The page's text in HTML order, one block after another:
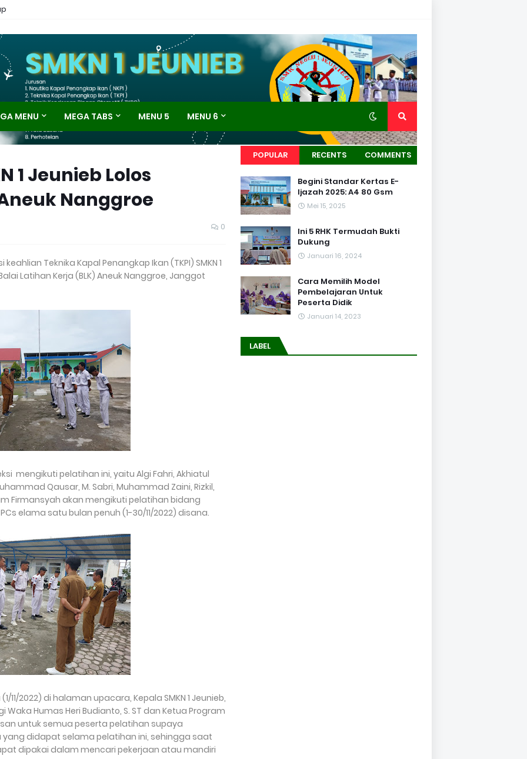
MENU MEGA TABS MENU 5 MENU 6
1 Jeunieb Lolos
Nanggroe
0
Teknika Kapal Penangkap Ikan (TKPI) SMKN 1
Latihan Kerja (BLK) Aneuk Nanggroe, Janggot
mengikuti pelatihan ini, yaitu Algi Fahri, Akhiatul
Qausar, M. Sabri, Muhammad Zaini, Rizkil,
Firmansyah akan mengikuti pelatihan bidang
elama satu bulan penuh (1-30/11/2022) disana.
11/2022) di halaman upacara, Kepala SMKN 1 Jeunieb,
Waka Humas Heri Budianto, S. ST dan Ketua Program
untuk semua peserta pelatihan supaya
didapat selama pelatihan ini, sehingga saat
dipakai dalam mencari pekerjaan atau mandiri
POPULAR RECENTS COMMENTS
Begini Standar Kertas E-
Ijazah 2025: A4 80 Gsm
Mei 15, 2025
Ini 5 RHK Termudah Bukti
Dukung
Januari 16, 2024
Cara Memilih Model
Pembelajaran Untuk
Peserta Didik
Januari 14, 2023
LABEL